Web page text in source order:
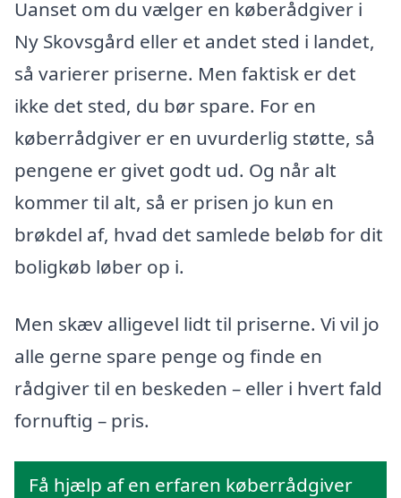
Uanset om du vælger en køberådgiver i
Ny Skovsgård eller et andet sted i landet,
så varierer priserne. Men faktisk er det
ikke det sted, du bør spare. For en
køberrådgiver er en uvurderlig støtte, så
pengene er givet godt ud. Og når alt
kommer til alt, så er prisen jo kun en
brøkdel af, hvad det samlede beløb for dit
boligkøb løber op i.
Men skæv alligevel lidt til priserne. Vi vil jo
alle gerne spare penge og finde en
rådgiver til en beskeden – eller i hvert fald
fornuftig – pris.
Få hjælp af en erfaren køberrådgiver